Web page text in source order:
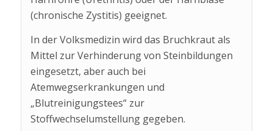
(chronische Zystitis) geeignet.
In der Volksmedizin wird das Bruchkraut als
Mittel zur Verhinderung von Steinbildungen
eingesetzt, aber auch bei
Atemwegserkrankungen und
„Blutreinigungstees“ zur
Stoffwechselumstellung gegeben.